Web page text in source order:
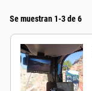
Se muestran 1-3 de 6